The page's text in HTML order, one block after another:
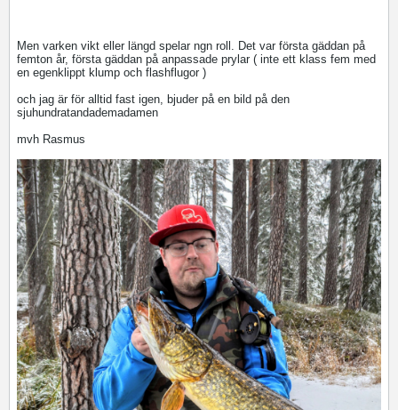
Men varken vikt eller längd spelar ngn roll. Det var första gäddan på
femton år, första gäddan på anpassade prylar ( inte ett klass fem med
en egenklippt klump och flashflugor )
och jag är för alltid fast igen, bjuder på en bild på den
sjuhundratandademadamen
mvh Rasmus